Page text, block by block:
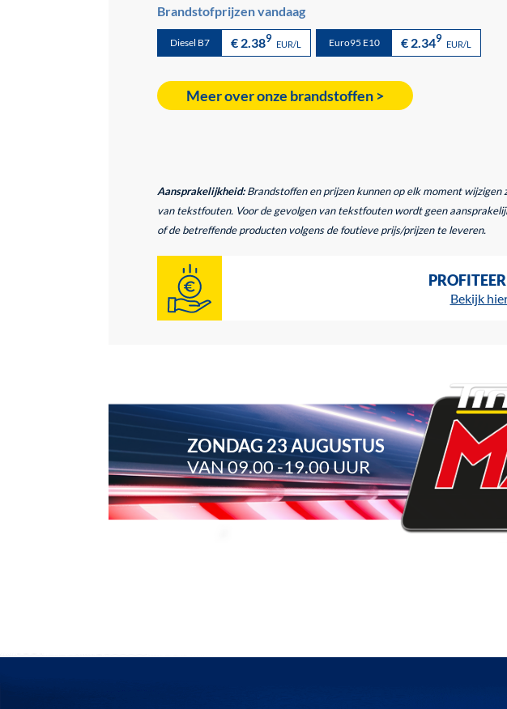
Brandstofprijzen vandaag
Diesel B7 € 2.389 EUR/L Euro95 E10 € 2.349 EUR/L
Meer over onze brandstoffen >
Aansprakelijkheid:Brandstoffen en prijzen kunnen op elk moment wijzigen
van tekstfouten. Voor de gevolgen van tekstfouten wordt geen
of de betreffende producten volgens de foutieve prijs/prijzen te leveren.
Bekijk
ZONDAG 23 AUGUSTUS
VAN 09.00 -19.00 UUR